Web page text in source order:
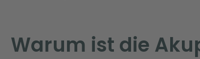
Warum ist die